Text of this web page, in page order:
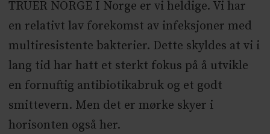
TRUER NORGE I Norge er vi heldige. Vi har
en relativt lav forekomst av infeksjoner med
multiresistente bakterier. Dette skyldes at vi i
lang tid har hatt et sterkt fokus på å utvikle
en fornuftig antibiotikabruk og et godt
smittevern. Men det er mørke skyer i
horisonten også her.